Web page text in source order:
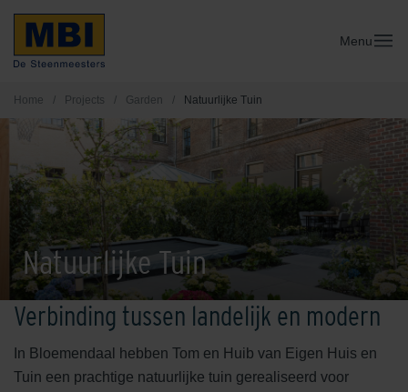
Menu
Home / Projects / Garden / Natuurlijke Tuin
Natuurlijke Tuin
Verbinding tussen landelijk en modern
In Bloemendaal hebben Tom en Huib van Eigen Huis en
Tuin een prachtige natuurlijke tuin gerealiseerd voor